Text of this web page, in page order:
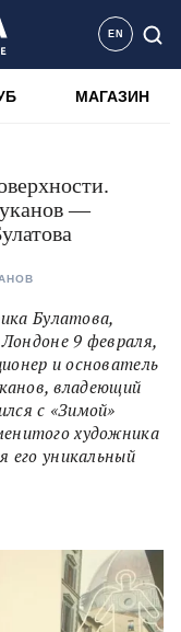
EN
МАГАЗИН
—
Булатова,
9 февраля,
и основатель
владеющий
с «Зимой»
художника
его уникальный